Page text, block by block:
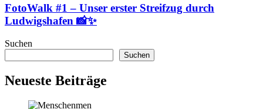
Unser
erster
Streifzug
Ludwigshafen
📸
FotoWalk #1 – Unser erster Streifzug durch
Ludwigshafen 📸✨
Suchen
Suchen
Neueste Beiträge